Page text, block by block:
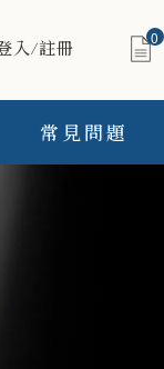
入/註冊 0
常見問題